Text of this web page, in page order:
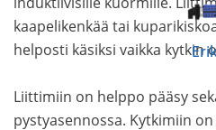
kaapelikenkää tai
helposti käsiksi vaikka kytkin
Liittimiin on helppo pääsy
pystyasennossa. Kytkimiin